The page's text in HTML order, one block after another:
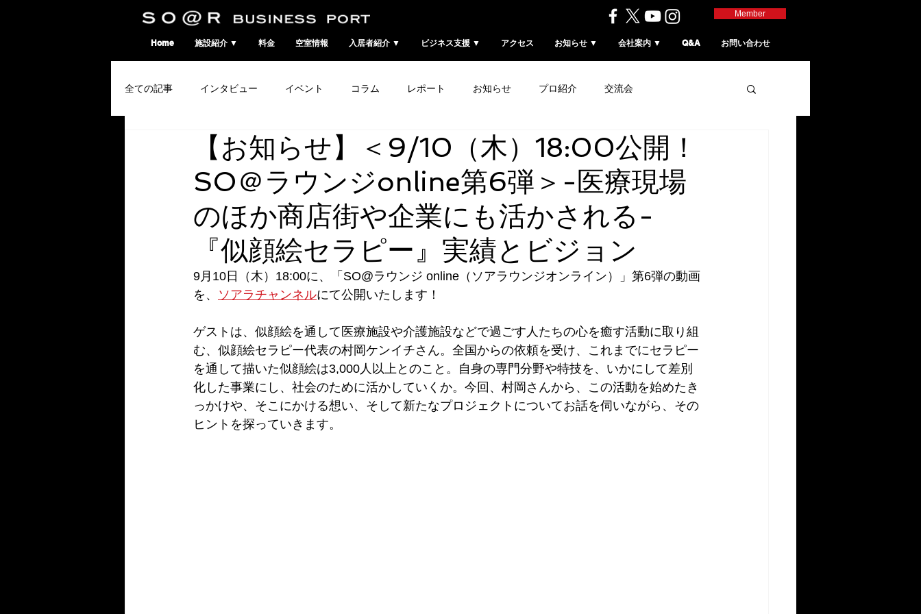
SO@Rビジネスポート｜広島市のシェアオフィス・コワーキングスペース Member
Home 施設紹介 ▼ 料金 空室情報 入居者紹介 ▼ ビジネス支援 ▼ アクセス お知らせ ▼ 会社案内 ▼ Q&A お問い合わせ
全ての記事 インタビュー イベント コラム レポート お知らせ プロ紹介 交流会
コワーキングウィーク【お知らせ】＜9/10（木）18:00公開！
SO＠ラウンジonline第6弾＞-医療現場
のほか商店街や企業にも活かされる-
『似顔絵セラピー』実績とビジョン
9月10日（木）18:00に、「SO@ラウンジ online（ソアラウンジオンライン）」第6弾の動画
を、 ソアラチャンネルにて公開いたします！
ゲストは、似顔絵を通して医療施設や介護施設などで過ごす人たちの心を癒す活動に取り組
む、似顔絵セラピー代表の村岡ケンイチさん。全国からの依頼を受け、これまでにセラピー
を通して描いた似顔絵は3,000人以上とのこと。 自身の専門分野や特技を、いかにして差別
化した事業にし、社会のために活かしていくか。今回、 村岡さんから、この活動を始めたき
っかけや、そこにかける想い、そして新たなプロジェクトについてお話を伺いながら、その
ヒントを探っていきます。